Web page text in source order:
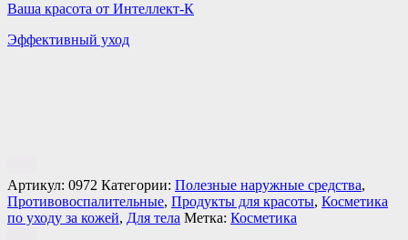
Ваша красота от Интеллект-К
Эффективный уход
Артикул: 0972 Категории: Полезные наружные средства,
Противовоспалительные, Продукты для красоты, Косметика
по уходу за кожей, Для тела Метка: Косметика